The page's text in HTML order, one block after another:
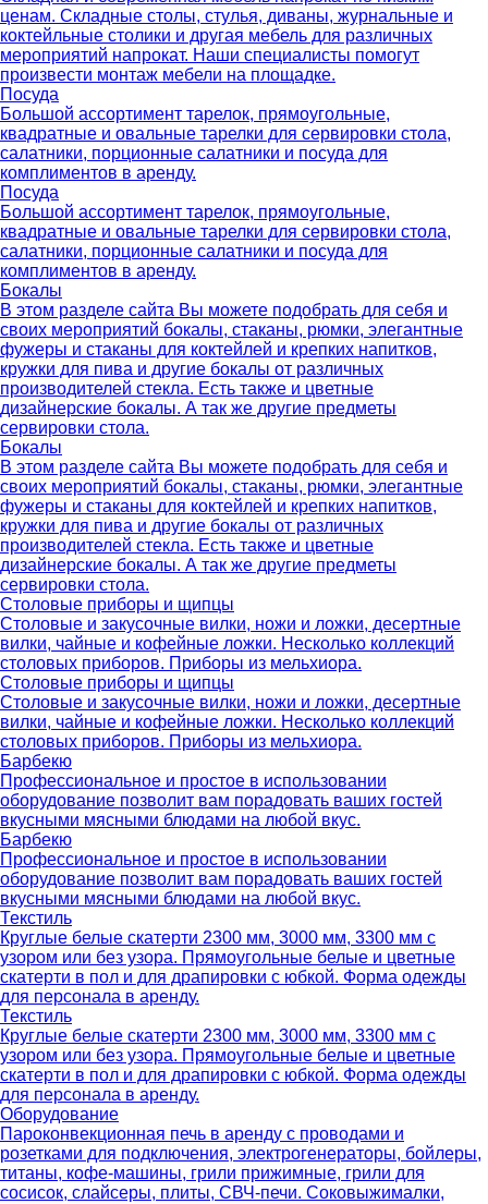
ценам. Складные столы, стулья, диваны, журнальные и
коктейльные столики и другая мебель для различных
мероприятий напрокат. Наши специалисты помогут
произвести монтаж мебели на площадке.
Посуда
Большой ассортимент тарелок, прямоугольные,
квадратные и овальные тарелки для сервировки стола,
салатники, порционные салатники и посуда для
комплиментов в аренду.
Посуда
Большой ассортимент тарелок, прямоугольные,
квадратные и овальные тарелки для сервировки стола,
салатники, порционные салатники и посуда для
комплиментов в аренду.
Бокалы
В этом разделе сайта Вы можете подобрать для себя и
своих мероприятий бокалы, стаканы, рюмки, элегантные
фужеры и стаканы для коктейлей и крепких напитков,
кружки для пива и другие бокалы от различных
производителей стекла. Есть также и цветные
дизайнерские бокалы. А так же другие предметы
сервировки стола.
Бокалы
В этом разделе сайта Вы можете подобрать для себя и
своих мероприятий бокалы, стаканы, рюмки, элегантные
фужеры и стаканы для коктейлей и крепких напитков,
кружки для пива и другие бокалы от различных
производителей стекла. Есть также и цветные
дизайнерские бокалы. А так же другие предметы
сервировки стола.
Столовые приборы и щипцы
Столовые и закусочные вилки, ножи и ложки, десертные
вилки, чайные и кофейные ложки. Несколько коллекций
столовых приборов. Приборы из мельхиора.
Столовые приборы и щипцы
Столовые и закусочные вилки, ножи и ложки, десертные
вилки, чайные и кофейные ложки. Несколько коллекций
столовых приборов. Приборы из мельхиора.
Барбекю
Профессиональное и простое в использовании
оборудование позволит вам порадовать ваших гостей
вкусными мясными блюдами на любой вкус.
Барбекю
Профессиональное и простое в использовании
оборудование позволит вам порадовать ваших гостей
вкусными мясными блюдами на любой вкус.
Текстиль
Круглые белые скатерти 2300 мм, 3000 мм, 3300 мм с
узором или без узора. Прямоугольные белые и цветные
скатерти в пол и для драпировки с юбкой. Форма одежды
для персонала в аренду.
Текстиль
Круглые белые скатерти 2300 мм, 3000 мм, 3300 мм с
узором или без узора. Прямоугольные белые и цветные
скатерти в пол и для драпировки с юбкой. Форма одежды
для персонала в аренду.
Оборудование
Пароконвекционная печь в аренду с проводами и
розетками для подключения, электрогенераторы, бойлеры,
титаны, кофе-машины, грили прижимные, грили для
сосисок, слайсеры, плиты, СВЧ-печи. Соковыжималки,